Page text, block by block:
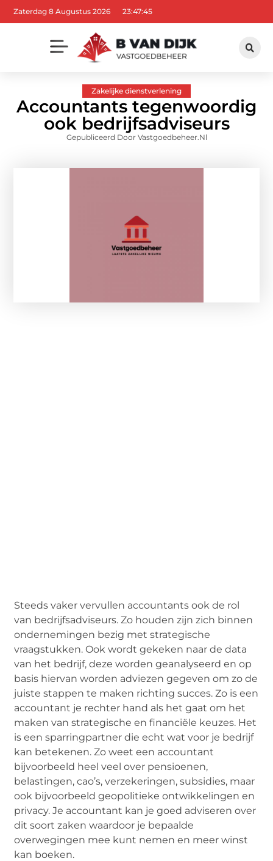
Zaterdag 8 Augustus 2026 23:47:46
Zakelijke dienstverlening
Accountants tegenwoordig
ook bedrijfsadviseurs
Gepubliceerd Door Vastgoedbeheer.nl
Steeds vaker vervullen accountants ook de rol
van bedrijfsadviseurs. Zo houden zijn zich binnen
ondernemingen bezig met strategische
vraagstukken. Ook wordt gekeken naar de data
van het bedrijf, deze worden geanalyseerd en op
basis hiervan worden adviezen gegeven om zo de
juiste stappen te maken richting succes. Zo is een
accountant je rechter hand als het gaat om het
maken van strategische en financiële keuzes. Het
is een sparringpartner die echt wat voor je bedrijf
kan betekenen. Zo weet een accountant
bijvoorbeeld heel veel over pensioenen,
belastingen, cao’s, verzekeringen, subsidies, maar
ook bijvoorbeeld geopolitieke ontwikkelingen en
privacy. Je accountant kan je goed adviseren over
dit soort zaken waardoor je bepaalde
overwegingen mee kunt nemen en meer winst
kan boeken.